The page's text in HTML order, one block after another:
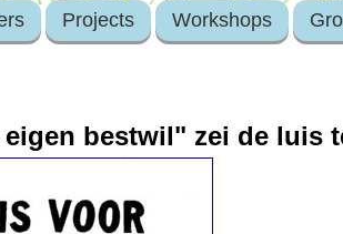
Projects Workshops
bestwil" zei de luis